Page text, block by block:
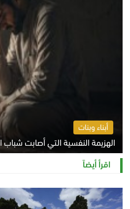
أبناء وبنات
الهزيمة النفسية التي أصابت شباب
الخميس 6 أغسطس 2026 11:12 ص
اقرأ أيضاً